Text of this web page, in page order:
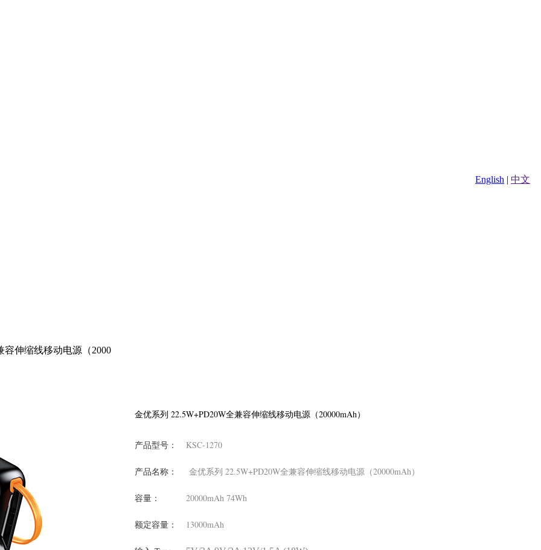
English | 中文
容伸缩线移动电源（2000
金优系列 22.5W+PD20W全兼容伸缩线移动电源（20000mAh）
产品型号： KSC-1270
产品名称： 金优系列 22.5W+PD20W全兼容伸缩线移动电源（20000mAh）
容量： 20000mAh 74Wh
额定容量： 13000mAh